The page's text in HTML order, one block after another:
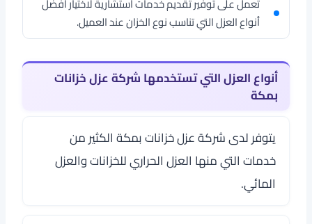
تعمل على توفير تقديم خدمات استشارية لاختيار أفضل
أنواع العزل التي تناسب نوع الخزان عند العميل.
أنواع العزل التي تستخدمها شركة عزل خزانات
بمكة
يتوفر لدىشركة عزل خزانات بمكةالكثير من
خدمات التي منها العزل الحراري للخزانات والعزل
المائي.